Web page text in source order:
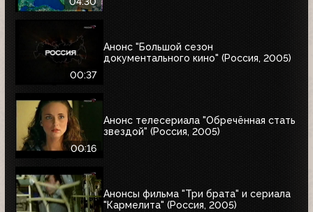
00:37
Анонс "Большой сезон
документального кино" (Россия, 2005)
00:16
Анонс телесериала "Обречённая стать
звездой" (Россия, 2005)
Анонсы фильма "Три брата" и сериала
"Кармелита" (Россия, 2005)